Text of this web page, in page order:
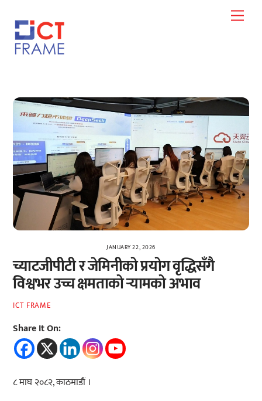
content
JANUARY 22, 2026
च्याटजीपीटी र जेमिनीको प्रयोग वृद्धिसँगै
विश्वभर उच्च क्षमताको र्‍यामको अभाव
ICT FRAME
Share It On:
८ माघ २०८२, काठमाडौं ।